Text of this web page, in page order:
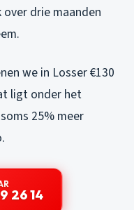
drie maanden
we in Losser €130
ligt onder het
25% meer
26 14